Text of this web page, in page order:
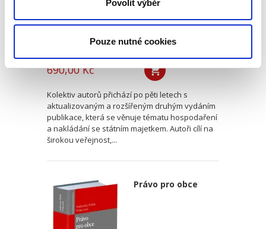
Povolit výběr
Pouze nutné cookies
Dagmar Tyšerová,Petr Vácha,,Miloslav Kilián
690,00 Kč
Kolektiv autorů přichází po pěti letech s
aktualizovaným a rozšířeným druhým vydáním
publikace, která se věnuje tématu hospodaření
a nakládání se státním majetkem. Autoři cílí na
širokou veřejnost,...
Právo pro obce